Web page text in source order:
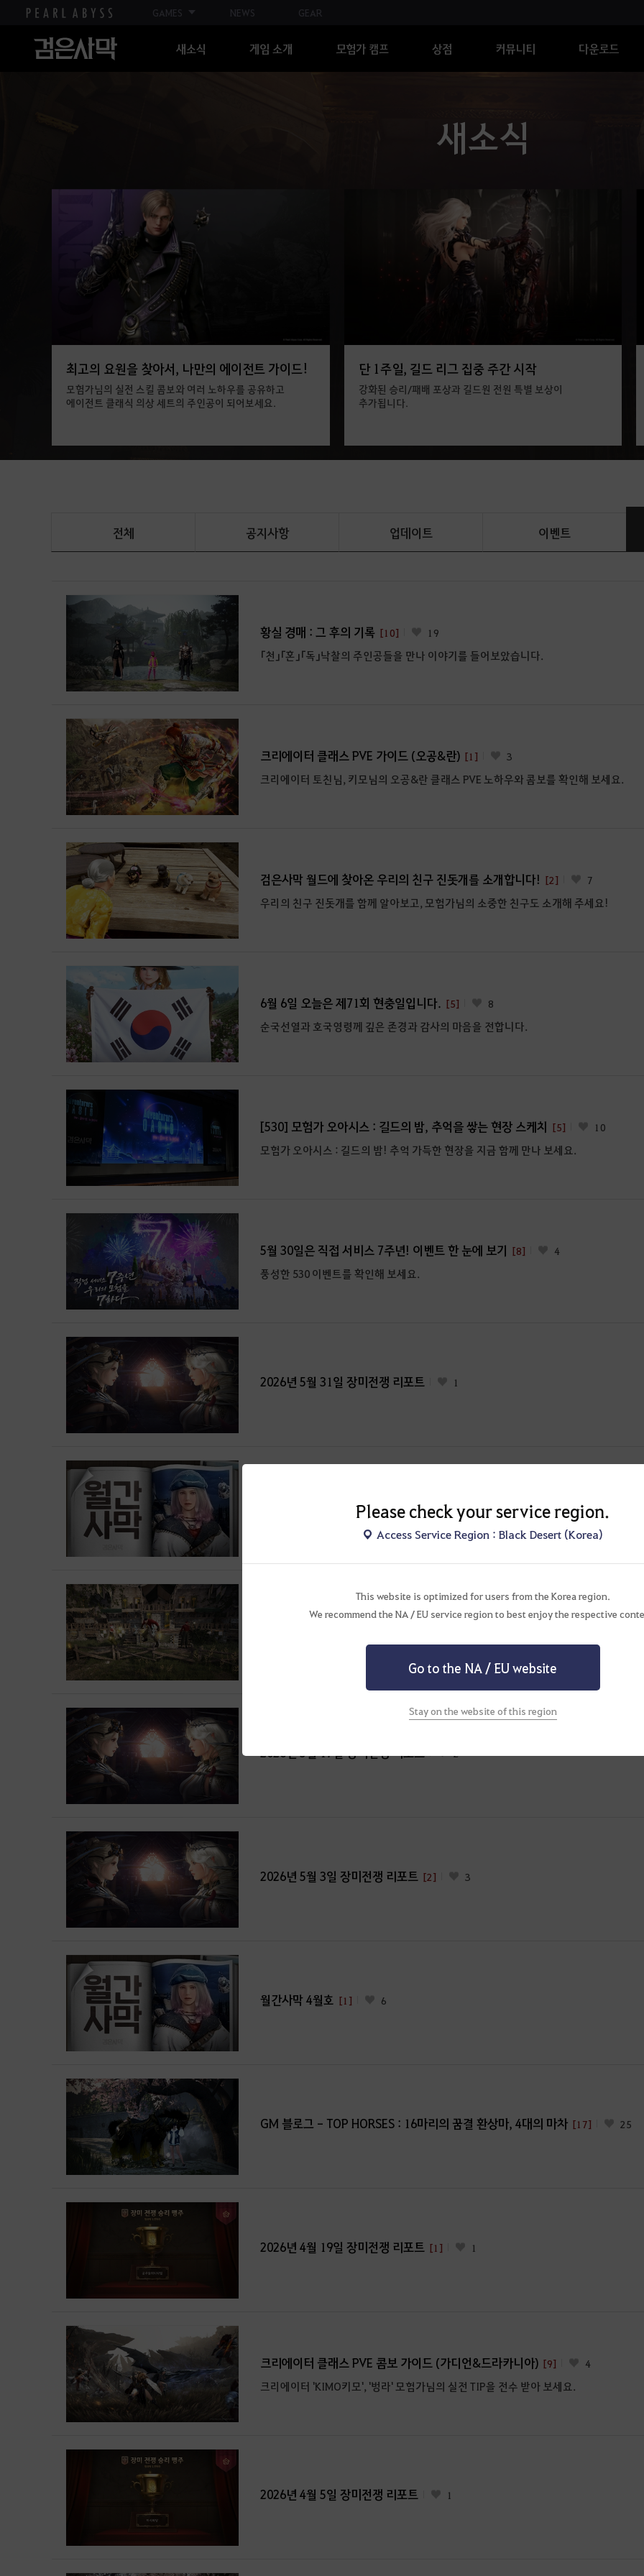
GAMES NEWS GEAR
Please check your service region.
Access Service Region : Black Desert (Korea)
This website is optimized for users from the Korea region.
We recommend the NA / EU service region to best enjoy the respective
Go to the NA / EU website
Stay on the website of this region
새소식 게임 소개 모험가 캠프 상점 커뮤니티 다운로드
새소식
최고의 요원을 찾아서, 나만의 에이전트 가이드!
모험가님의 실전 스킬 콤보와 여러 노하우를 공유하고
에이전트 클래식 의상 세트의 주인공이 되어보세요.
단 1주일, 길드 리그 집중 주간 시작
강화된 승리/패배 포상과 길드원 전원 특별 보상이
추가됩니다.
전체 공지사항 업데이트 이벤트
황실 경매 : 그 후의 기록 [10] 19
「천」「혼」「독」낙찰의 주인공들을 만나 이야기를 들어보았습니다.
크리에이터 클래스 PVE 가이드 (오공&란) [1] 3
크리에이터 토친님, 키모님의 오공&란 클래스 PVE 노하우와 콤보를 확인해 보세요.
검은사막 월드에 찾아온 우리의 친구 진돗개를 소개합니다! [2] 7
우리의 친구 진돗개를 함께 알아보고, 모험가님의 소중한 친구도 소개해 주세요!
6월 6일 오늘은 제71회 현충일입니다. [5] 8
순국선열과 호국영령께 깊은 존경과 감사의 마음을 전합니다.
[530] 모험가 오아시스 : 길드의 밤, 추억을 쌓는 현장 스케치 [5] 10
모험가 오아시스 : 길드의 밤! 추억 가득한 현장을 지금 함께 만나 보세요.
5월 30일은 직접 서비스 7주년! 이벤트 한 눈에 보기 [8] 4
풍성한 530 이벤트를 확인해 보세요.
2026년 5월 31일 장미전쟁 리포트 1
월간사막 5월호 - 530 특집 (최종 수정 : 2026-06-08 10:58)
솔라레의 창 속성 기초 강의 : 초급 병사의 창 현장 관찰 일지 [5] 3
일일 교관으로 나선 [GM] 3인과 초보 모험가님들이 함께했던 강의 현장을 소개해 드립니
2026년 5월 17일 장미전쟁 리포트
2026년 5월 3일 장미전쟁 리포트 [2] 3
월간사막 4월호 [1] 6
GM 블로그 - TOP HORSES : 16마리의 꿈결 환상마, 4대의 마차 [17] 25
2026년 4월 19일 장미전쟁 리포트 [1] 1
크리에이터 클래스 PVE 콤보 가이드 (가디언&드라카니아) [9] 4
크리에이터 'KIMO키모', '벙라' 모험가님의 실전 TIP을 전수 받아 보세요.
2026년 4월 5일 장미전쟁 리포트 1